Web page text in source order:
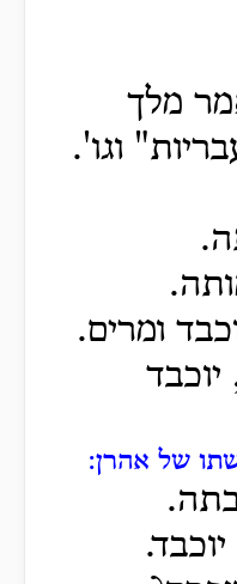
מלך
וגו'.
ומרים.
של אהרן: